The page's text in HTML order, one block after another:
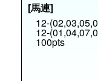
[馬連]
12-
12-
100pts